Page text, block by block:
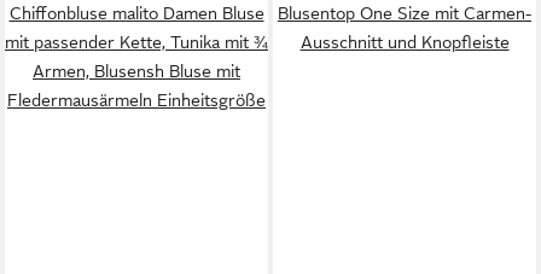
Chiffonbluse malito Damen Bluse
mit passender Kette, Tunika mit ¾
Armen, Blusensh Bluse mit
Fledermausärmeln Einheitsgröße
Blusentop One Size mit Carmen-
Ausschnitt und Knopfleiste